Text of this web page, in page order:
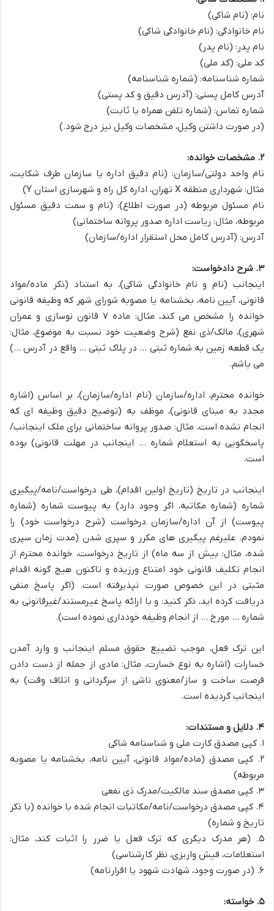
نام: (نام شاکی)
نام خانوادگی: (نام خانوادگی شاکی)
نام پدر: (نام پدر)
کد ملی: (کد ملی)
شماره شناسنامه: (شماره شناسنامه)
آدرس کامل پستی: (آدرس دقیق و کد پستی)
شماره تماس: (شماره تلفن همراه یا ثابت)
(در صورت داشتن وکیل، مشخصات وکیل نیز درج شود.)
۲. مشخصات خوانده:
نام واحد دولتی/سازمان: (نام دقیق اداره یا سازمان طرف شکایت،
مثال: شهرداری منطقه X تهران، اداره کل راه و شهرسازی استان Y)
نام مسئول مربوطه (در صورت اطلاع): (نام و سمت دقیق مسئول
مربوطه، مثال: ریاست اداره صدور پروانه ساختمانی)
آدرس: (آدرس کامل محل استقرار اداره/سازمان)
۳. شرح دادخواست:
اینجانب (نام و نام خانوادگی شاکی)، به استناد (ذکر ماده/مواد
قانونی، آیین نامه، بخشنامه یا مصوبه شورای شهر که وظیفه قانونی
خوانده را مشخص می کند، مثال: ماده ۷ قانون نوسازی و عمران
شهری)، مالک/ذی نفع (شرح وضعیت خود نسبت به موضوع، مثال:
یک قطعه زمین به شماره ثبتی … در پلاک ثبتی … واقع در آدرس …)
می باشم.
خوانده محترم، اداره/سازمان (نام اداره/سازمان)، بر اساس (اشاره
مجدد به مبنای قانونی)، موظف به (توضیح دقیق وظیفه ای که
انجام نشده است، مثال: صدور پروانه ساختمانی برای ملک اینجانب/
پاسخگویی به استعلام شماره … اینجانب در مهلت قانونی) بوده
است.
اینجانب در تاریخ (تاریخ اولین اقدام)، طی درخواست/نامه/پیگیری
شماره (شماره مکاتبه، اگر وجود دارد) به پیوست شماره (شماره
پیوست) از آن اداره/سازمان درخواست (شرح درخواست خود) را
نمودم. علیرغم پیگیری های مکرر و سپری شدن (مدت زمان سپری
شده، مثال: بیش از سه ماه) از تاریخ درخواست، خوانده محترم از
انجام تکلیف قانونی خود امتناع ورزیده و تاکنون هیچ گونه اقدام
مثبتی در این خصوص صورت نپذیرفته است. (اگر پاسخ منفی
دریافت کرده اید، ذکر کنید: و با ارائه پاسخ غیرمستند/غیرقانونی به
شماره … مورخ … از انجام وظیفه خودداری نموده است).
این ترک فعل، موجب تضییع حقوق مسلم اینجانب و وارد آمدن
خسارات (اشاره به نوع خسارت، مثال: مادی از جمله از دست دادن
فرصت ساخت و ساز/معنوی ناشی از سرگردانی و اتلاف وقت) به
اینجانب گردیده است.
۴. دلایل و مستندات:
۱. کپی مصدق کارت ملی و شناسنامه شاکی
۲. کپی مصدق (ماده/مواد قانونی، آیین نامه، بخشنامه یا مصوبه
مربوطه)
۳. کپی مصدق سند مالکیت/مدرک ذی نفعی
۴. کپی مصدق درخواست/نامه/مکاتبات انجام شده با خوانده (با ذکر
تاریخ و شماره)
۵. (هر مدرک دیگری که ترک فعل یا ضرر را اثبات کند، مثال:
استعلامات، فیش واریزی، نظر کارشناسی)
۶. (در صورت وجود، شهادت شهود یا اقرارنامه)
۵. خواسته: